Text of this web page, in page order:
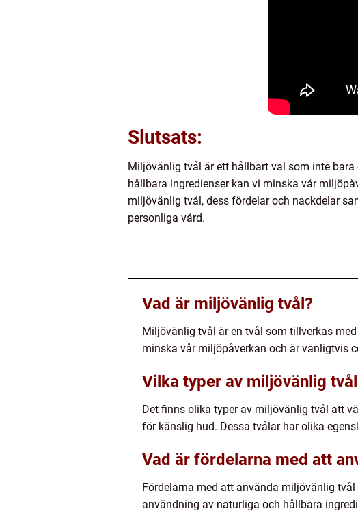
Slutsats:
Miljövänlig tvål är ett hållbart val som inte
hållbara ingredienser kan vi minska vår
miljövänlig tvål, dess fördelar och nackdelar
personliga vård.
Vad är miljövänlig tvål?
Miljövänlig tvål är en tvål som tillverkas
minska vår miljöpåverkan och är vanligtvis
Vilka typer av miljövänlig
Det finns olika typer av miljövänlig tvål att
för känslig hud. Dessa tvålar har olika
Vad är fördelarna med att
Fördelarna med att använda miljövänlig
användning av naturliga och hållbara